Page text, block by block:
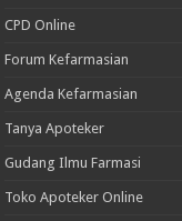
CPD Online
Forum Kefarmasian
Agenda Kefarmasian
Tanya Apoteker
Gudang Ilmu Farmasi
Toko Apoteker Online